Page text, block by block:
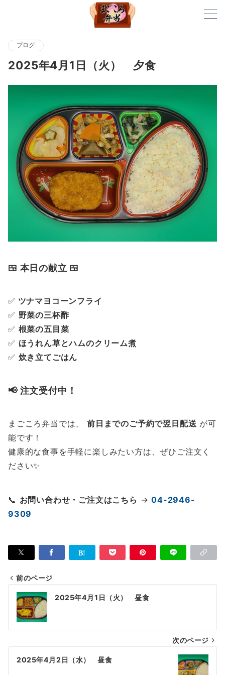
ブログ
2025年4月1日（火） 夕食
🍱 本日の献立 🍱
✅ ツナマヨコーンフライ
✅ 野菜の三杯酢
✅ 根菜の五目菜
✅ ほうれん草とハムのクリーム煮
✅ 炊き立てごはん
📢 注文受付中！
まごころ弁当では、 前日までのご予約で翌日配送 が可
能です！
健康的な食事を手軽に楽しみたい方は、ぜひご注文く
ださい✨
📞 お問い合わせ・ご注文はこちら →04-2946-
9309
投
稿
ナ
ビ
ゲ
前のページ
2025年4月1日（火） 昼食
次のページ
2025年4月2日（水） 昼食